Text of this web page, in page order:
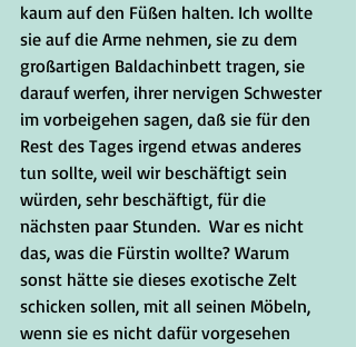
kaum auf den Füßen halten. Ich wollte
sie auf die Arme nehmen, sie zu dem
großartigen Baldachinbett tragen, sie
darauf werfen, ihrer nervigen Schwester
im vorbeigehen sagen, daß sie für den
Rest des Tages irgend etwas anderes
tun sollte, weil wir beschäftigt sein
würden, sehr beschäftigt, für die
nächsten paar Stunden.  War es nicht
das, was die Fürstin wollte? Warum
sonst hätte sie dieses exotische Zelt
schicken sollen, mit all seinen Möbeln,
wenn sie es nicht dafür vorgesehen